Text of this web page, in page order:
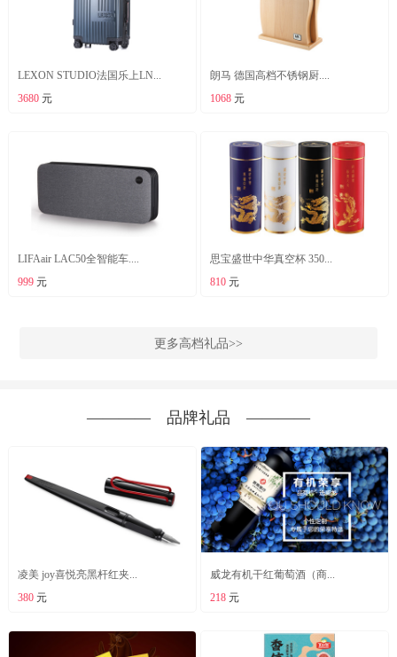
LEXON STUDIO法国乐上LN...
3680元
朗马 德国高档不锈钢厨....
1068 元
LIFAair LAC50全智能车....
999元
思宝盛世中华真空杯 350...
810 元
更多高档礼品>>
―――― 品牌礼品 ――――
凌美 joy喜悦亮黑杆红夹...
380元
威龙有机干红葡萄酒（商...
218 元